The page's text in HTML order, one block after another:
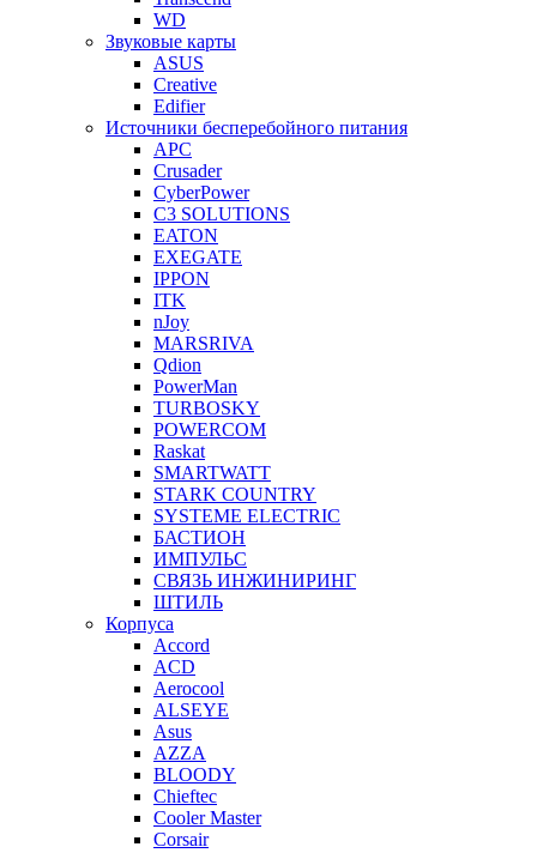
WD
Звуковые карты
ASUS
Creative
Edifier
Источники бесперебойного питания
APC
Crusader
CyberPower
C3 SOLUTIONS
EATON
EXEGATE
IPPON
ITK
nJoy
MARSRIVA
Qdion
PowerMan
TURBOSKY
POWERCOM
Raskat
SMARTWATT
STARK COUNTRY
SYSTEME ELECTRIC
БАСТИОН
ИМПУЛЬС
СВЯЗЬ ИНЖИНИРИНГ
ШТИЛЬ
Корпуса
Accord
ACD
Aerocool
ALSEYE
Asus
AZZA
BLOODY
Chieftec
Cooler Master
Corsair